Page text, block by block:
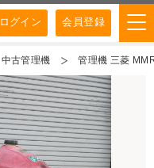
ログイン 会員登録
中古管理機 管理機 三菱